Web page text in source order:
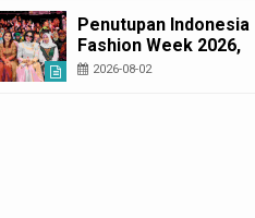
Penutupan Indonesia
Fashion Week 2026,
Bobby Nasution: Sumut
2026-08-02